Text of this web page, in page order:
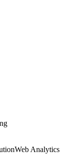
Web Analytics